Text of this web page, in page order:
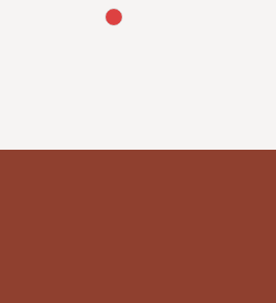
Burnt Sienna